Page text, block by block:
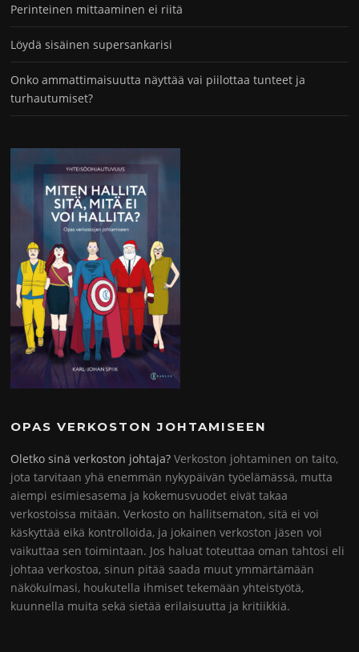
Perinteinen mittaaminen ei riitä
Löydä sisäinen supersankarisi
Onko ammattimaisuutta näyttää vai piilottaa tunteet ja
turhautumiset?
OPAS VERKOSTON JOHTAMISEEN
Oletko sinä verkoston johtaja? Verkoston johtaminen on taito,
jota tarvitaan yhä enemmän nykypäivän työelämässä, mutta
aiempi esimiesasema ja kokemusvuodet eivät takaa
verkostoissa mitään. Verkosto on hallitsematon, sitä ei voi
käskyttää eikä kontrolloida, ja jokainen verkoston jäsen voi
vaikuttaa sen toimintaan. Jos haluat toteuttaa oman tahtosi eli
johtaa verkostoa, sinun pitää saada muut ymmärtämään
näkökulmasi, houkutella ihmiset tekemään yhteistyötä,
kuunnella muita sekä sietää erilaisuutta ja kritiikkiä.